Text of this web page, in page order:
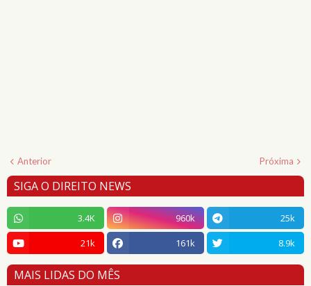
Anterior Próxima
SIGA O DIREITO NEWS
3.4K 960k
25k
21k
161k 8.9k
MAIS LIDAS DO MÊS